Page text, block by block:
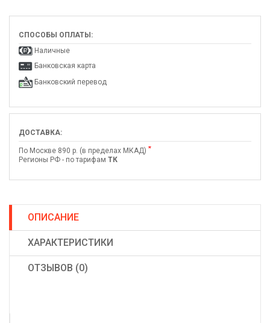
СПОСОБЫ ОПЛАТЫ:
Наличные
Банковская карта
Банковский перевод
ДОСТАВКА:
По Москве 890 р. (в пределах МКАД) *
Регионы РФ - по тарифам ТК
ОПИСАНИЕ
ХАРАКТЕРИСТИКИ
ОТЗЫВОВ (0)